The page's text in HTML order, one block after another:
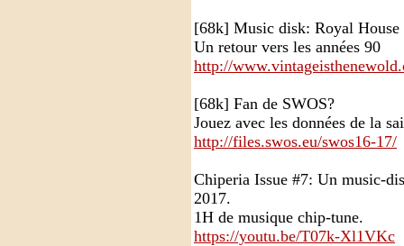
[68k] Music disk: Royal House
Un retour vers les années 90
http://
[68k] Fan de SWOS?
Jouez avec les données de la
http://files.swos.eu/swos16-17/
Chiperia Issue #7: Un music-
2017.
1H de musique chip-tune.
https://youtu.be/T07k-Xl1VKc